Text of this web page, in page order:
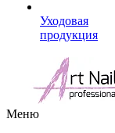
Уходовая
продукция
Меню